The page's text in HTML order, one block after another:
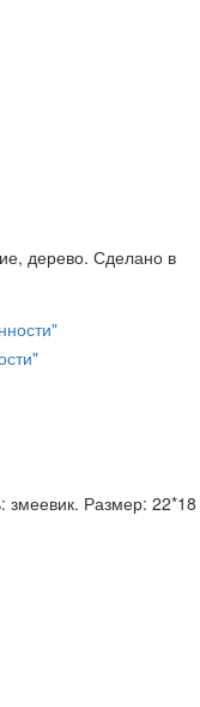
дерево. Сделано в
змеевик. Размер: 22*18